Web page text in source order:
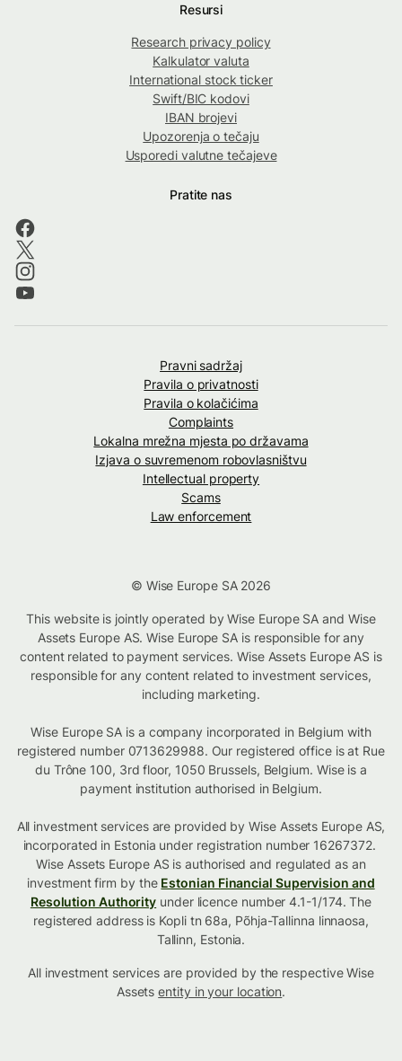
Resursi
Research privacy policy
Kalkulator valuta
International stock ticker
Swift/BIC kodovi
IBAN brojevi
Upozorenja o tečaju
Usporedi valutne tečajeve
Pratite nas
Pravni sadržaj
Pravila o privatnosti
Pravila o kolačićima
Complaints
Lokalna mrežna mjesta po državama
Izjava o suvremenom robovlasništvu
Intellectual property
Scams
Law enforcement
© Wise Europe SA 2026
This website is jointly operated by Wise Europe SA and Wise
Assets Europe AS. Wise Europe SA is responsible for any
content related to payment services. Wise Assets Europe AS is
responsible for any content related to investment services,
including marketing.
Wise Europe SA is a company incorporated in Belgium with
registered number 0713629988. Our registered office is at Rue
du Trône 100, 3rd floor, 1050 Brussels, Belgium. Wise is a
payment institution authorised in Belgium.
All investment services are provided by Wise Assets Europe AS,
incorporated in Estonia under registration number 16267372.
Wise Assets Europe AS is authorised and regulated as an
investment firm by the Estonian Financial Supervision and
Resolution Authority under licence number 4.1-1/174. The
registered address is Kopli tn 68a, Põhja-Tallinna linnaosa,
Tallinn, Estonia.
All investment services are provided by the respective Wise
Assetsentity in your location.